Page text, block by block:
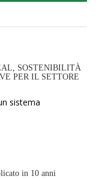
SOSTENIBILITÀ
PER IL SETTORE
sistema
in 10 anni